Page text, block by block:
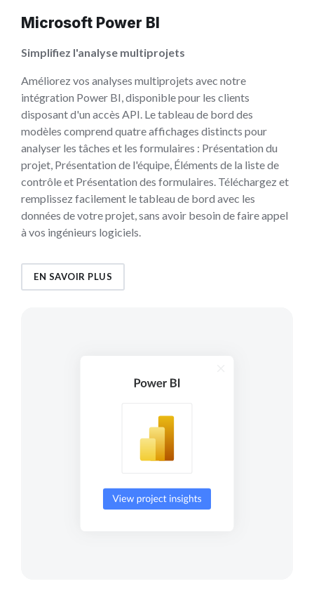
Microsoft Power BI
Simplifiez l'analyse multiprojets
Améliorez vos analyses multiprojets avec notre
intégration Power BI, disponible pour les clients
disposant d'un accès API. Le tableau de bord des
modèles comprend quatre affichages distincts pour
analyser les tâches et les formulaires : Présentation du
projet, Présentation de l'équipe, Éléments de la liste de
contrôle et Présentation des formulaires. Téléchargez et
remplissez facilement le tableau de bord avec les
données de votre projet, sans avoir besoin de faire appel
à vos ingénieurs logiciels.
EN SAVOIR PLUS